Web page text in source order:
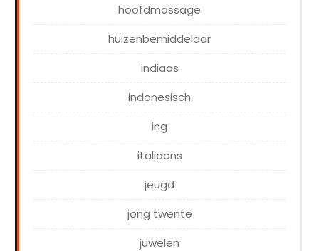
hoofdmassage
huizenbemiddelaar
indiaas
indonesisch
ing
italiaans
jeugd
jong twente
juwelen